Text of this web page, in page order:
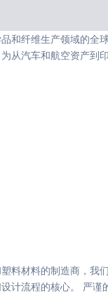
和纤维生产领域的
从汽车和航空资产到
料材料的制造商，
计流程的核心。 严谨